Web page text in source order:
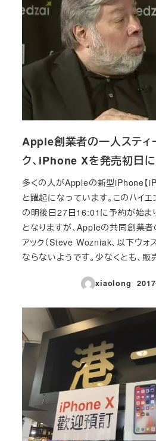
Apple創業者の一人スティ
ク、iPhone Xを発売初日
多くの人がAppleの新型iPhone【
と躍起になっています。このハイ
の明後日27日16:01に予約が始ま
となりますが、Appleの共同創業者
アック（Steve Wozniak、以下ウォ
ならないようです。少なくとも、販
xiaolong
投稿